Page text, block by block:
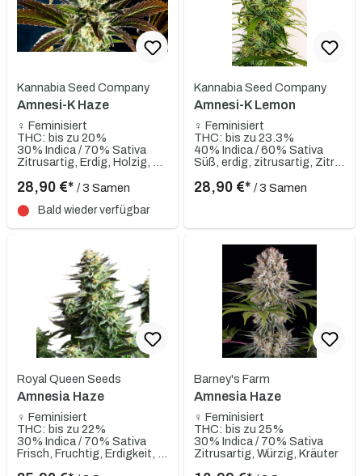
Kannabia Seed Company
Amnesi-K Haze
♀ Feminisiert
THC: bis zu 20%
30% Indica / 70% Sativa
28,90 €* / 3 Samen
⬤ Bald wieder verfügbar
Kannabia Seed Company
Amnesi-K Lemon
♀ Feminisiert
THC: bis zu 23.3%
40% Indica / 60% Sativa
28,90 €* / 3 Samen
Royal Queen Seeds
Amnesia Haze
♀ Feminisiert
THC: bis zu 22%
30% Indica / 70% Sativa
Barney's Farm
Amnesia Haze
♀ Feminisiert
THC: bis zu 25%
30% Indica / 70% Sativa
Zitrusartig, Würzig, Kräuter